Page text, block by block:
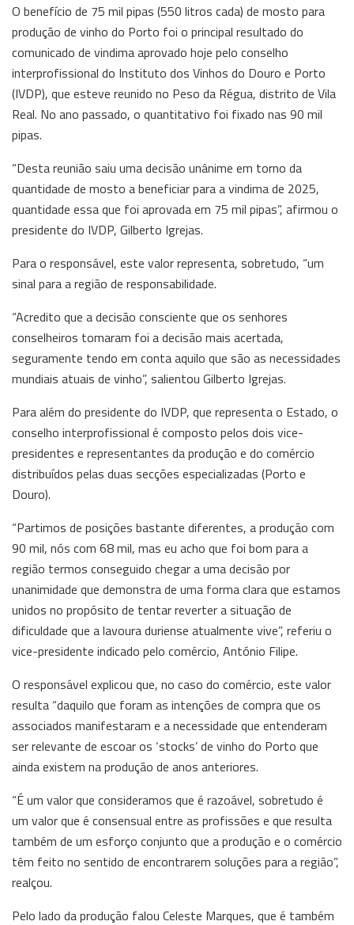
O benefício de 75 mil pipas (550 litros cada) de mosto para
produção de vinho do Porto foi o principal resultado do
comunicado de vindima aprovado hoje pelo conselho
interprofissional do Instituto dos Vinhos do Douro e Porto
(IVDP), que esteve reunido no Peso da Régua, distrito de Vila
Real. No ano passado, o quantitativo foi fixado nas 90 mil
pipas.
“Desta reunião saiu uma decisão unânime em torno da
quantidade de mosto a beneficiar para a vindima de 2025,
quantidade essa que foi aprovada em 75 mil pipas”, afirmou o
presidente do IVDP, Gilberto Igrejas.
Para o responsável, este valor representa, sobretudo, “um
sinal para a região de responsabilidade.
“Acredito que a decisão consciente que os senhores
conselheiros tomaram foi a decisão mais acertada,
seguramente tendo em conta aquilo que são as necessidades
mundiais atuais de vinho”, salientou Gilberto Igrejas.
Para além do presidente do IVDP, que representa o Estado, o
conselho interprofissional é composto pelos dois vice-
presidentes e representantes da produção e do comércio
distribuídos pelas duas secções especializadas (Porto e
Douro).
“Partimos de posições bastante diferentes, a produção com
90 mil, nós com 68 mil, mas eu acho que foi bom para a
região termos conseguido chegar a uma decisão por
unanimidade que demonstra de uma forma clara que estamos
unidos no propósito de tentar reverter a situação de
dificuldade que a lavoura duriense atualmente vive”, referiu o
vice-presidente indicado pelo comércio, António Filipe.
O responsável explicou que, no caso do comércio, este valor
resulta “daquilo que foram as intenções de compra que os
associados manifestaram e a necessidade que entenderam
ser relevante de escoar os ‘stocks’ de vinho do Porto que
ainda existem na produção de anos anteriores.
“É um valor que consideramos que é razoável, sobretudo é
um valor que é consensual entre as profissões e que resulta
também de um esforço conjunto que a produção e o comércio
têm feito no sentido de encontrarem soluções para a região”,
realçou.
Pelo lado da produção falou Celeste Marques, que é também